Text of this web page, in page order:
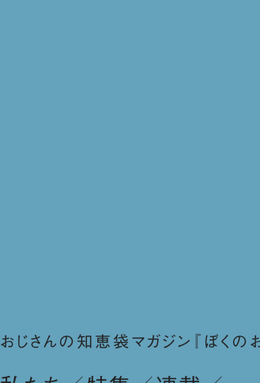
おじさんの知恵袋マガジン『ぼくのお